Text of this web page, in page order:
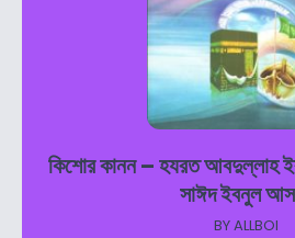
কিশোর কানন – হযরত আবদুল্লাহ
সাঈদ ইবনুল আস
BYALLBOI